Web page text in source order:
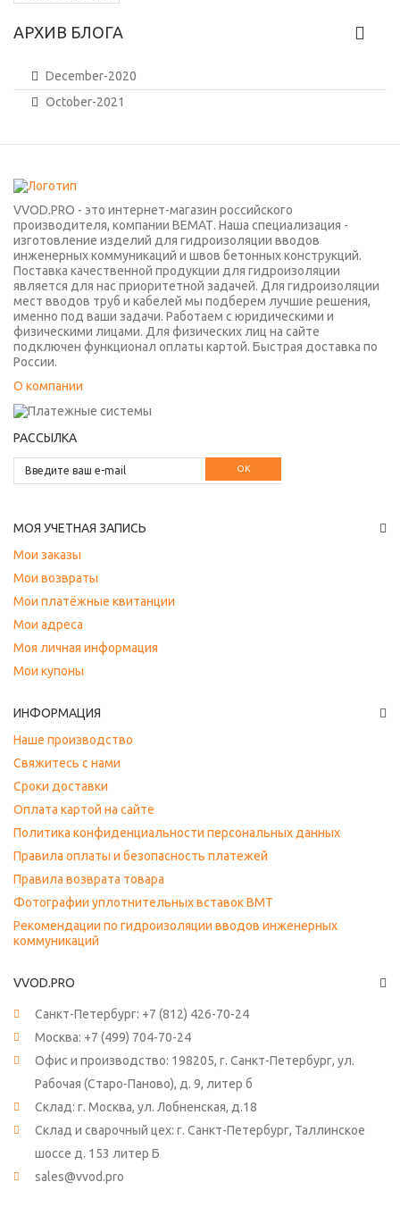
АРХИВ БЛОГА
December-2020
October-2021
VVOD.PRO - это интернет-магазин российского
производителя, компании ВЕМАТ. Наша специализация -
изготовление изделий для гидроизоляции вводов
инженерных коммуникаций и швов бетонных конструкций.
Поставка качественной продукции для гидроизоляции
является для нас приоритетной задачей. Для гидроизоляции
мест вводов труб и кабелей мы подберем лучшие решения,
именно под ваши задачи. Работаем с юридическими и
физическими лицами. Для физических лиц на сайте
подключен функционал оплаты картой. Быстрая доставка по
России.
О компании
РАССЫЛКА
OK
МОЯ УЧЕТНАЯ ЗАПИСЬ
Мои заказы
Мои возвраты
Мои платёжные квитанции
Мои адреса
Моя личная информация
Мои купоны
ИНФОРМАЦИЯ
Наше производство
Свяжитесь с нами
Сроки доставки
Оплата картой на сайте
Политика конфиденциальности персональных данных
Правила оплаты и безопасность платежей
Правила возврата товара
Фотографии уплотнительных вставок ВМТ
Рекомендации по гидроизоляции вводов инженерных
коммуникаций
VVOD.PRO
Санкт-Петербург: +7 (812) 426-70-24
Москва: +7 (499) 704-70-24
Офис и производство: 198205, г. Санкт-Петербург, ул.
Рабочая (Старо-Паново), д. 9, литер б
Склад: г. Москва, ул. Лобненская, д.18
Склад и сварочный цех: г. Санкт-Петербург, Таллинское
шоссе д. 153 литер Б
sales@vvod.pro